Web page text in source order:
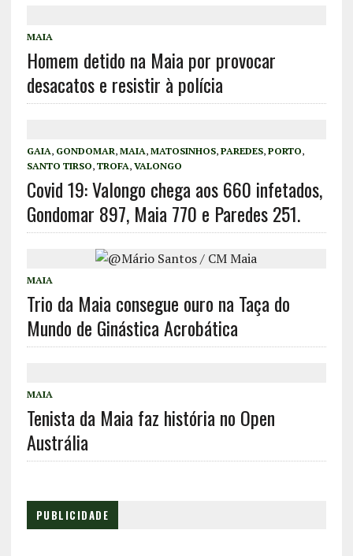
MAIA
Homem detido na Maia por provocar
desacatos e resistir à polícia
GAIA, GONDOMAR, MAIA, MATOSINHOS, PAREDES, PORTO,
SANTO TIRSO, TROFA, VALONGO
Covid 19: Valongo chega aos 660 infetados,
Gondomar 897, Maia 770 e Paredes 251.
MAIA
Trio da Maia consegue ouro na Taça do
Mundo de Ginástica Acrobática
MAIA
Tenista da Maia faz história no Open
Austrália
PUBLICIDADE